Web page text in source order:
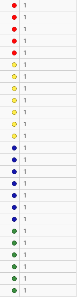
1
1
1
1
1
1
1
1
1
1
1
1
1
1
1
1
1
1
1
1
1
1
1
1
1